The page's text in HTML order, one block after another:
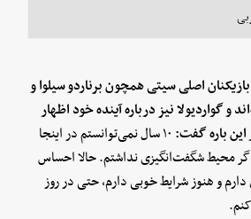
اصلی سیتی همچون برناردو سیلوا و
و گواردیولا نیز درباره آینده خود اظهار
باره گفت:
۱۰ سال نمی‌توانستم در اینجا
محیط شگفت‌انگیزی نداشتم. حالا احساس
و هنوز شرایط خوبی دارم، حتی در روز